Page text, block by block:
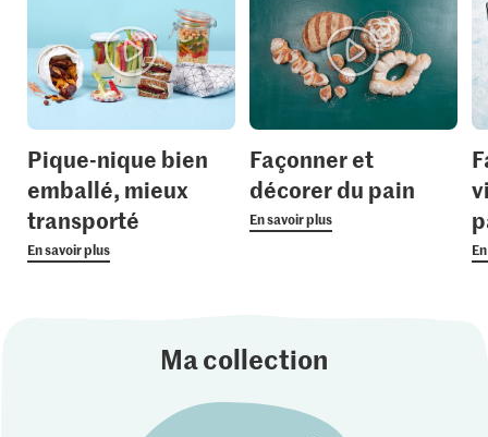
Pique-nique bien
emballé, mieux
transporté
En savoir plus
Façonner et
décorer du pain
En savoir plus
Ma collection